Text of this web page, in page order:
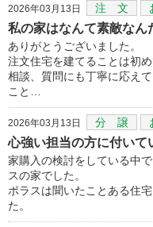
2026年03月13日 注 文
私の家はなんて素敵なん
ありがとうございました。
注文住宅を建てることは初
相談、質問にも丁寧に応え
こと…
2026年03月13日 分 譲
心強い担当の方に付いて
家購入の検討をしている中
スの家でした。
ポラスは聞いたことある住
た。